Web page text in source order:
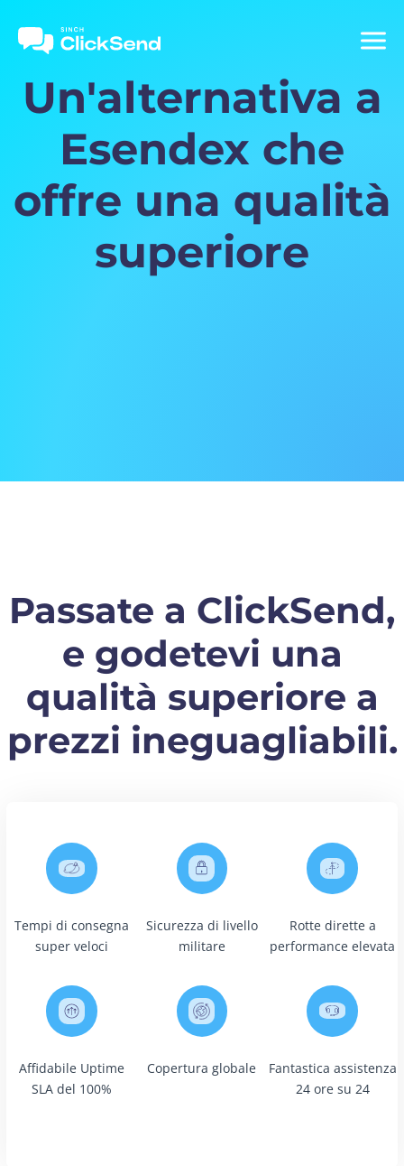
Un'alternativa a
Esendex che
offre una qualità
superiore
Passate a ClickSend,
e godetevi una
qualità superiore a
prezzi ineguagliabili.
Tempi di consegna
super veloci
Sicurezza di livello
militare
Rotte dirette a
performance elevata
Affidabile Uptime
SLA del 100%
Copertura globale
Fantastica assistenza
24 ore su 24